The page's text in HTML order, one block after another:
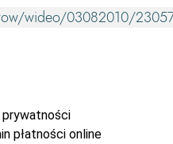
wideo/03082010/
płatności online